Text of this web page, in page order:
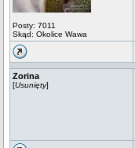
Posty: 7011
Skąd: Okolice Wawa
Zorina
[Usunięty]